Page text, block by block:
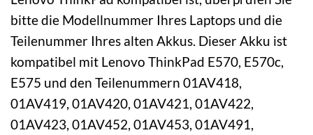
bitte die Modellnummer Ihres Laptops und die
Teilenummer Ihres alten Akkus. Dieser Akku ist
kompatibel mit Lenovo ThinkPad E570, E570c,
E575 und den Teilenummern 01AV418,
01AV419, 01AV420, 01AV421, 01AV422,
01AV423, 01AV452, 01AV453, 01AV491,